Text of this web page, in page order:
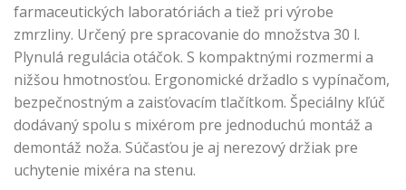
farmaceutických laboratóriách a tiež pri výrobe
zmrzliny. Určený pre spracovanie do množstva 30 l.
Plynulá regulácia otáčok. S kompaktnými rozmermi a
nižšou hmotnosťou. Ergonomické držadlo s vypínačom,
bezpečnostným a zaisťovacím tlačítkom. Špeciálny kľúč
dodávaný spolu s mixérom pre jednoduchú montáž a
demontáž noža. Súčasťou je aj nerezový držiak pre
uchytenie mixéra na stenu.